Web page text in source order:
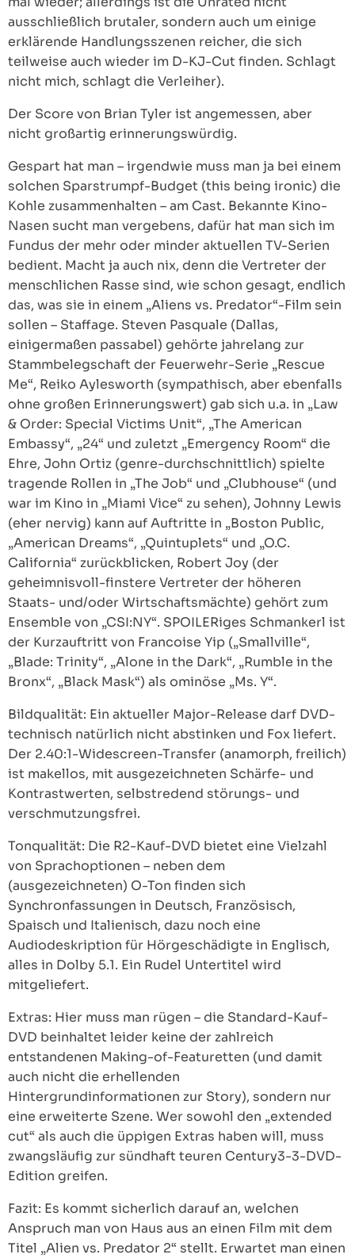
ausschließlich brutaler, sondern auch um einige
erklärende Handlungsszenen reicher, die sich
teilweise auch wieder im D-KJ-Cut finden. Schlagt
nicht mich, schlagt die Verleiher).
Der Score von Brian Tyler ist angemessen, aber
nicht großartig erinnerungswürdig.
Gespart hat man – irgendwie muss man ja bei einem
solchen Sparstrumpf-Budget (this being ironic) die
Kohle zusammenhalten – am Cast. Bekannte Kino-
Nasen sucht man vergebens, dafür hat man sich im
Fundus der mehr oder minder aktuellen TV-Serien
bedient. Macht ja auch nix, denn die Vertreter der
menschlichen Rasse sind, wie schon gesagt, endlich
das, was sie in einem „Aliens vs. Predator“-Film sein
sollen – Staffage. Steven Pasquale (Dallas,
einigermaßen passabel) gehörte jahrelang zur
Stammbelegschaft der Feuerwehr-Serie „Rescue
Me“, Reiko Aylesworth (sympathisch, aber ebenfalls
ohne großen Erinnerungswert) gab sich u.a. in „Law
& Order: Special Victims Unit“, „The American
Embassy“, „24“ und zuletzt „Emergency Room“ die
Ehre, John Ortiz (genre-durchschnittlich) spielte
tragende Rollen in „The Job“ und „Clubhouse“ (und
war im Kino in „Miami Vice“ zu sehen), Johnny Lewis
(eher nervig) kann auf Auftritte in „Boston Public,
„American Dreams“, „Quintuplets“ und „O.C.
California“ zurückblicken, Robert Joy (der
geheimnisvoll-finstere Vertreter der höheren
Staats- und/oder Wirtschaftsmächte) gehört zum
Ensemble von „CSI:NY“. SPOILERiges Schmankerl ist
der Kurzauftritt von Francoise Yip („Smallville“,
„Blade: Trinity“, „Alone in the Dark“, „Rumble in the
Bronx“, „Black Mask“) als ominöse „Ms. Y“.
Bildqualität: Ein aktueller Major-Release darf DVD-
technisch natürlich nicht abstinken und Fox liefert.
Der 2.40:1-Widescreen-Transfer (anamorph, freilich)
ist makellos, mit ausgezeichneten Schärfe- und
Kontrastwerten, selbstredend störungs- und
verschmutzungsfrei.
Tonqualität: Die R2-Kauf-DVD bietet eine Vielzahl
von Sprachoptionen – neben dem
(ausgezeichneten) O-Ton finden sich
Synchronfassungen in Deutsch, Französisch,
Spaisch und Italienisch, dazu noch eine
Audiodeskription für Hörgeschädigte in Englisch,
alles in Dolby 5.1. Ein Rudel Untertitel wird
mitgeliefert.
Extras: Hier muss man rügen – die Standard-Kauf-
DVD beinhaltet leider keine der zahlreich
entstandenen Making-of-Featuretten (und damit
auch nicht die erhellenden
Hintergrundinformationen zur Story), sondern nur
eine erweiterte Szene. Wer sowohl den „extended
cut“ als auch die üppigen Extras haben will, muss
zwangsläufig zur sündhaft teuren Century3-3-DVD-
Edition greifen.
Fazit: Es kommt sicherlich darauf an, welchen
Anspruch man von Haus aus an einen Film mit dem
Titel „Alien vs. Predator 2“ stellt. Erwartet man einen